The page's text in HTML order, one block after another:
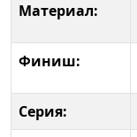
Материал:
Финиш:
Серия: